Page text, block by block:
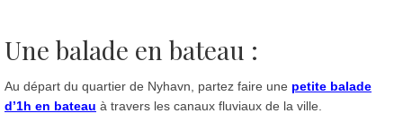
Une balade en bateau :
Au départ du quartier de Nyhavn, partez faire une petite balade
d’1h en bateau à travers les canaux fluviaux de la ville.